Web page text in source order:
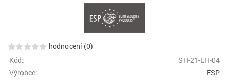
hodnocení (0)
Kód:
SH-21-LH-04
Výrobce:
ESP